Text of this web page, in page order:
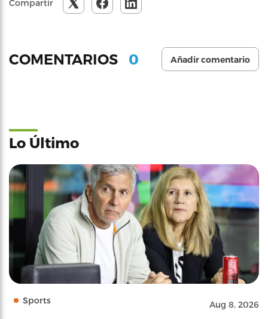
Compartir
COMENTARIOS 0 Añadir comentario
Lo Último
Sports Aug 8, 2026